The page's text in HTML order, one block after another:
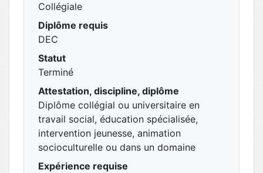
Collégiale
Diplôme requis
DEC
Statut
Terminé
Attestation, discipline, diplôme
Diplôme collégial ou universitaire en
travail social, éducation spécialisée,
intervention jeunesse, animation
socioculturelle ou dans un domaine
Expérience requise